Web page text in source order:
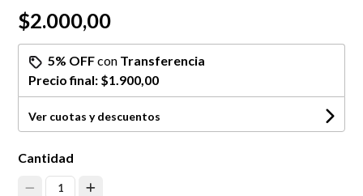
$2.000,00
5% OFFcon Transferencia
Precio final: $1.900,00
Ver cuotas y descuentos
Cantidad
1